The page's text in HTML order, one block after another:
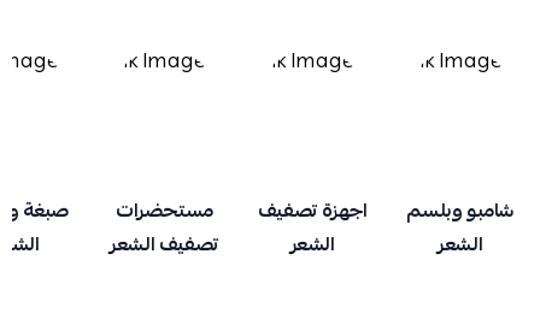
شامبو وبلسم
الشعر
اجهزة تصفيف
الشعر
مستحضرات
تصفيف الشعر
صبغة